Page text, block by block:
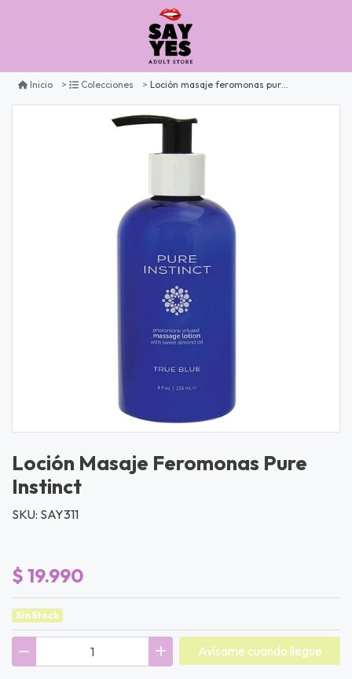
Inicio Colecciones Loción masaje feromonas pure instinct
Loción Masaje Feromonas Pure
Instinct
SKU: SAY311
$ 19.990
Sin Stock
Avísame cuando llegue